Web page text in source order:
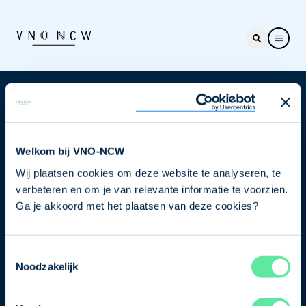
Welkom bij VNO-NCW
Wij plaatsen cookies om deze website te analyseren, te
verbeteren en om je van relevante informatie te voorzien.
Ga je akkoord met het plaatsen van deze cookies?
Noodzakelijk
Nieuwsbrief
je nu in voor de VNO-NCW nieuwsbrief.
Schrijf je in
Direct naar
Ons verhaal